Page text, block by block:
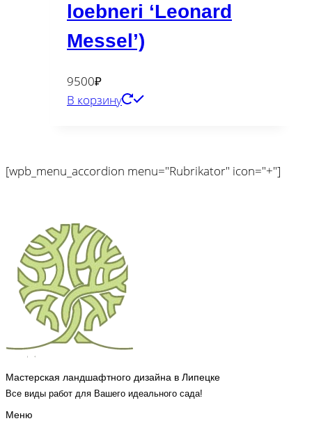
loebneri ‘Leonard
Messel’)
9500₽
В корзину
[wpb_menu_accordion menu="Rubrikator" icon="+"]
Мастерская ландшафтного дизайна в Липецке
Все виды работ для Вашего идеального сада!
Меню